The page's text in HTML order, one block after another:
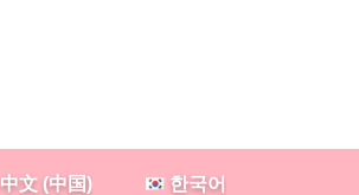
中文 (中国) 한국어